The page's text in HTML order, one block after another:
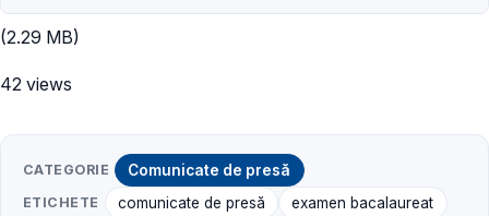
(2.29 MB)
42 views
CATEGORIE Comunicate de presă
ETICHETE comunicate de presă
examen bacalaureat